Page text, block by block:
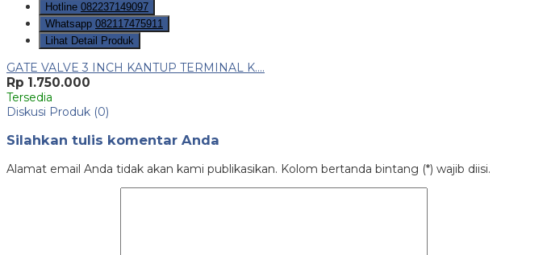
Hotline 082237149097
Whatsapp 082117475911
Lihat Detail Produk
GATE VALVE 3 INCH KANTUP TERMINAL K....
Rp 1.750.000
Tersedia
Diskusi Produk (0)
Silahkan tulis komentar Anda
Alamat email Anda tidak akan kami publikasikan. Kolom bertanda bintang (*) wajib diisi.